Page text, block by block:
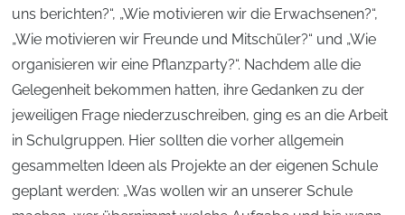
uns berichten?“, „Wie motivieren wir die Erwachsenen?“,
„Wie motivieren wir Freunde und Mitschüler?“ und „Wie
organisieren wir eine Pflanzparty?“. Nachdem alle die
Gelegenheit bekommen hatten, ihre Gedanken zu der
jeweiligen Frage niederzuschreiben, ging es an die Arbeit
in Schulgruppen. Hier sollten die vorher allgemein
gesammelten Ideen als Projekte an der eigenen Schule
geplant werden: „Was wollen wir an unserer Schule